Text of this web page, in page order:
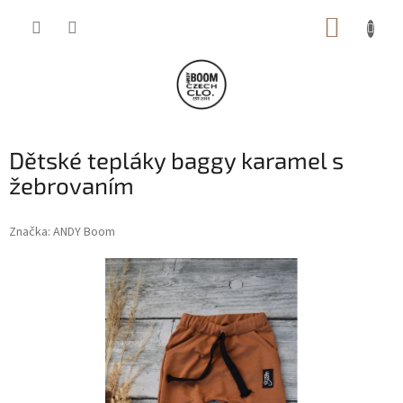
Dětské tepláky baggy karamel s
žebrovaním
Značka: ANDY Boom